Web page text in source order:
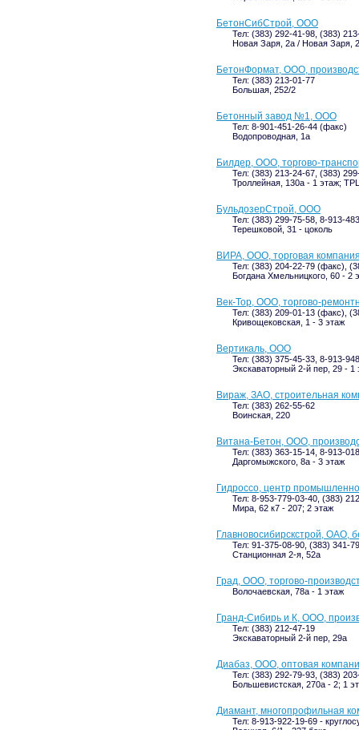
БетонСибСтрой, ООО
Тел: (383) 292-41-98, (383)
Новая Заря, 2а / Новая Заря,
БетонФормат, ООО,
Тел: (383) 213-01-77
Большая, 252/2
Бетонный завод №1, ООО
Тел: 8-901-451-26-44 (факс)
Водопроводная, 1а
Билдер, ООО, торгово-
Тел: (383) 213-24-67, (383)
Троллейная, 130а - 1 этаж;
БульдозерСтрой, ООО
Тел: (383) 299-75-58, 8-913-
Терешковой, 31 - цоколь
ВИРА, ООО, торговая
Тел: (383) 204-22-79 (факс),
Богдана Хмельницкого, 60 - 2
Век-Тор, ООО, торгово-
Тел: (383) 209-01-13 (факс),
Кривощековская, 1 - 3 этаж
Вертикаль, ООО
Тел: (383) 375-45-33, 8-913-
Экскаваторный 2-й пер, 29 - 1
Вираж, ЗАО, строительная
Тел: (383) 262-55-62
Воинская, 220
Витана-Бетон, ООО,
Тел: (383) 363-15-14, 8-913-
Даргомыжского, 8а - 3 этаж
Гидроссо, центр
Тел: 8-953-779-03-40, (383)
Мира, 62 к7 - 207; 2 этаж
Главновосибирскстрой, ОАО,
Тел: 91-375-08-90, (383) 341-
Станционная 2-я, 52а
Град, ООО, торгово-
Волочаевская, 78а - 1 этаж
Гранд-Сибирь и К, ООО,
Тел: (383) 212-47-19
Экскаваторный 2-й пер, 29а
Диабаз, ООО, оптовая
Тел: (383) 292-79-93, (383)
Большевистская, 270а - 2; 1
Диамант, многопрофильная
Тел: 8-913-922-19-69 -